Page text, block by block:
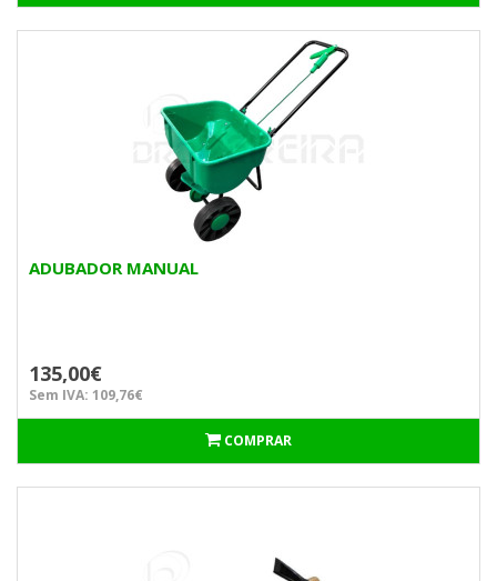
ADUBADOR MANUAL
135,00€
Sem IVA: 109,76€
COMPRAR